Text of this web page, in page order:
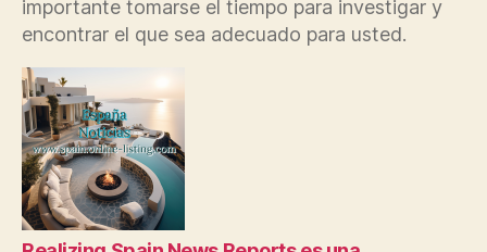
importante tomarse el tiempo para investigar y
encontrar el que sea adecuado para usted.